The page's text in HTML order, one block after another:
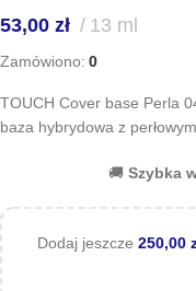
53,00 zł 13 ml
Zamówiono: 0
TOUCH Cover base Perla
baza hybrydowa z
🚚 Szybka
Dodaj jeszcze 250,00